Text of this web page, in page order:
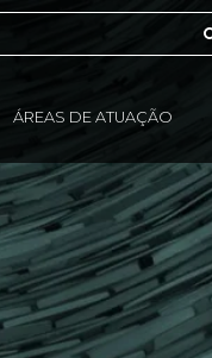
ÁREAS DE ATUAÇÃO